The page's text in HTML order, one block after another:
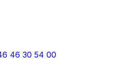
46 30 54 00